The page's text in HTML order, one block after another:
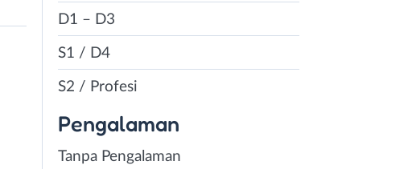
D1 – D3
S1 / D4
S2 / Profesi
Pengalaman
Tanpa Pengalaman